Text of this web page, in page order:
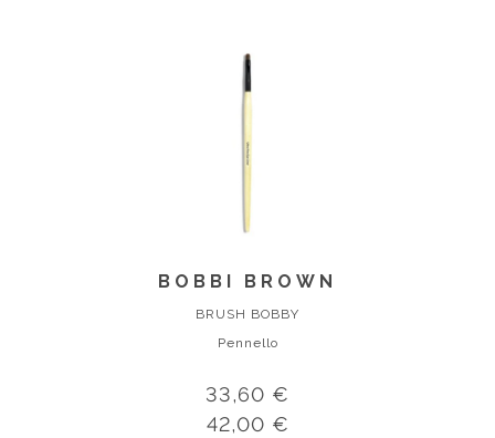
BOBBI BROWN
BRUSH BOBBY
Pennello
33,60 €
42,00 €